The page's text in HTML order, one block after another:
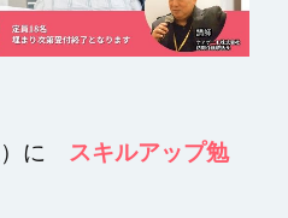
）に スキルアップ勉